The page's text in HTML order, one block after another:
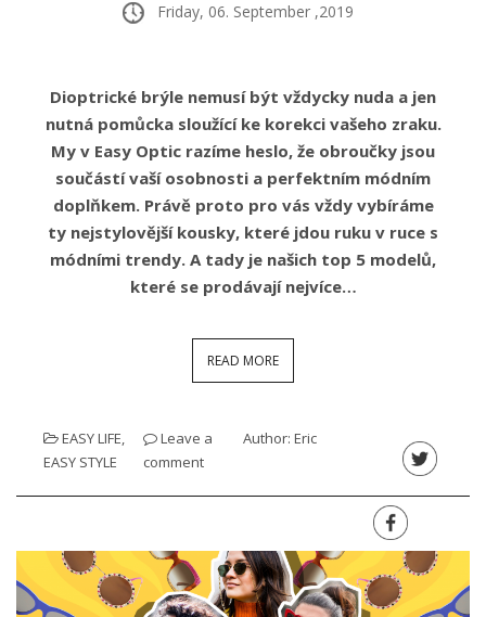
Friday, 06. September ,2019
Dioptrické brýle nemusí být vždycky nuda a jen
nutná pomůcka sloužící ke korekci vašeho zraku.
My v Easy Optic razíme heslo, že obroučky jsou
součástí vaší osobnosti a perfektním módním
doplňkem. Právě proto pro vás vždy vybíráme
ty nejstylovější kousky, které jdou ruku v ruce s
módními trendy. A tady je našich top 5 modelů,
které se prodávají nejvíce…
READ MORE
EASY LIFE,
EASY STYLE
Leave a
comment
Author: Eric